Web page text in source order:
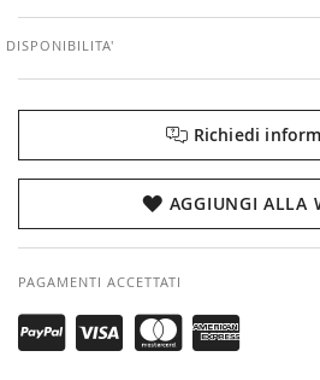
DISPONIBILITA'
Richiedi
AGGIUNGI ALLA
PAGAMENTI ACCETTATI